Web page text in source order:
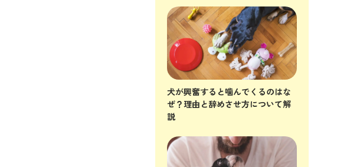
犬が興奮すると噛んでくるのはな
ぜ？理由と辞めさせ方について解
説